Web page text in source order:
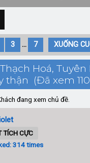
3 ... 7 XUỐNG
Hoá, Tuyên
thận (Đã xem
đang xem chủ đề.
TÍCH CỰC
314 times